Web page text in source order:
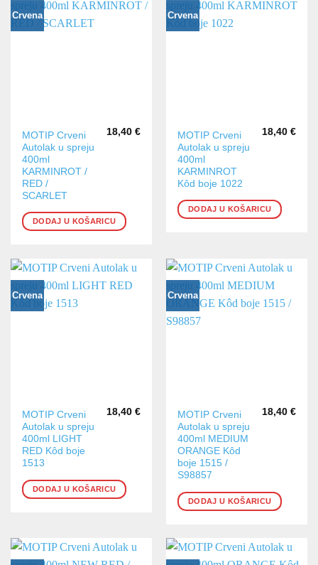
Crvena
MOTIP Crveni
Autolak u spreju
400ml
KARMINROT /
RED /
SCARLET
18,40 €
DODAJ U KOŠARICU
Crvena
MOTIP Crveni
Autolak u spreju
400ml
KARMINROT
Kôd boje 1022
18,40 €
DODAJ U KOŠARICU
Crvena
MOTIP Crveni
Autolak u spreju
400ml LIGHT
RED Kôd boje
1513
18,40 €
DODAJ U KOŠARICU
Crvena
MOTIP Crveni
Autolak u spreju
400ml MEDIUM
ORANGE Kôd
boje 1515 /
S98857
18,40 €
DODAJ U KOŠARICU